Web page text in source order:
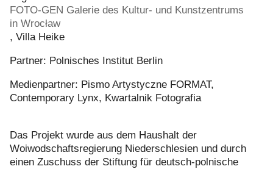
FOTO-GEN Galerie des Kultur- und Kunstzentrums
in Wrocław
, Villa Heike
Partner: Polnisches Institut Berlin
Medienpartner: Pismo Artystyczne FORMAT,
Contemporary Lynx, Kwartalnik Fotografia
Das Projekt wurde aus dem Haushalt der
Woiwodschaftsregierung Niederschlesien und durch
einen Zuschuss der Stiftung für deutsch-polnische